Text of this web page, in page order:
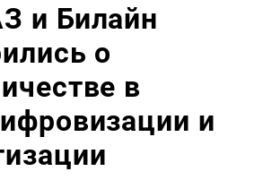
и Билайн
о
в
и